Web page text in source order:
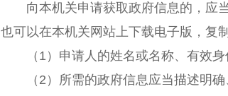
向本机关申请获取政府信息的，应当
也可以在本机关网站上下载电子版，复
（ 1 ）申请人的姓名或名称、有效身
（ 2 ）所需的政府信息应当描述明